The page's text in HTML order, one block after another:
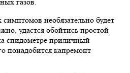
необязательно будет
удастся обойтись простой
спидометре приличный
понадобится капремонт